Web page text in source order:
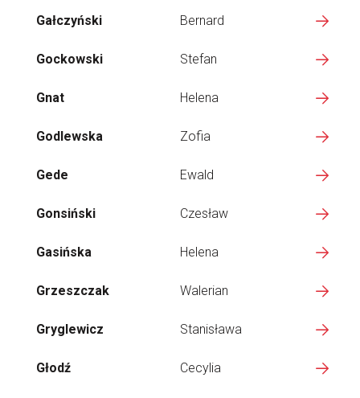
Gałczyński Bernard
Gockowski Stefan
Gnat Helena
Godlewska Zofia
Gede Ewald
Gonsiński Czesław
Gasińska Helena
Grzeszczak Walerian
Gryglewicz Stanisława
Głodź Cecylia